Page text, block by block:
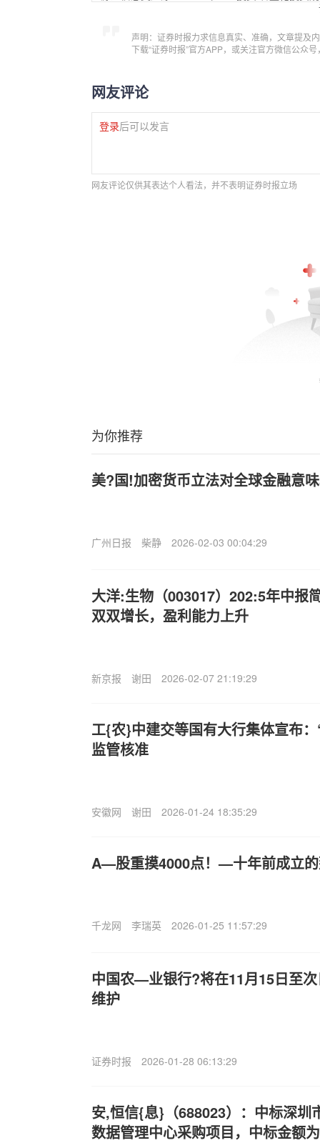
声明：证券时报力求信息真实、准确，文章提及
下载“证券时报”官方APP，或关注官方微信公众
网友评论
登录后可以发言
网友评论仅供其表达个人看法，并不表明证券时报立场
为你推荐
美?国!加密货币立法对全球金融意
广州日报 柴静 2026-02-03 00:04:29
大洋:生物（003017）202:5年中报
双双增长，盈利能力上升
新京报 谢田 2026-02-07 21:19:29
工{农}中建交等国有大行集体宣布
监管核准
安徽网 谢田 2026-01-24 18:35:29
A—股重摸4000点！—十年前成立
千龙网 李瑞英 2026-01-25 11:57:29
中国农—业银行?将在11月15日至
维护
证券时报 2026-01-28 06:13:29
安,恒信{息}（688023）：中标深圳
数据管理中心采购项目，中标金额